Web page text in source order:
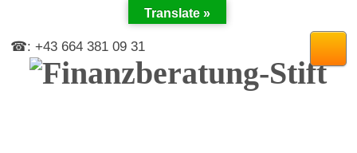
☎: +43 664 381 09 31
Translate »